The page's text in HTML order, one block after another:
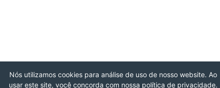
Nós utilizamos cookies para análise de uso de nosso website. Ao
usar este site, você concorda com nossa política de privacidade.